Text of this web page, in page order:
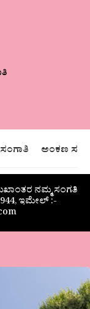
ಅಂಕಣ
ನಮ್ಮ ಸಂಗತಿ
ಇಮೇಲ್ :-